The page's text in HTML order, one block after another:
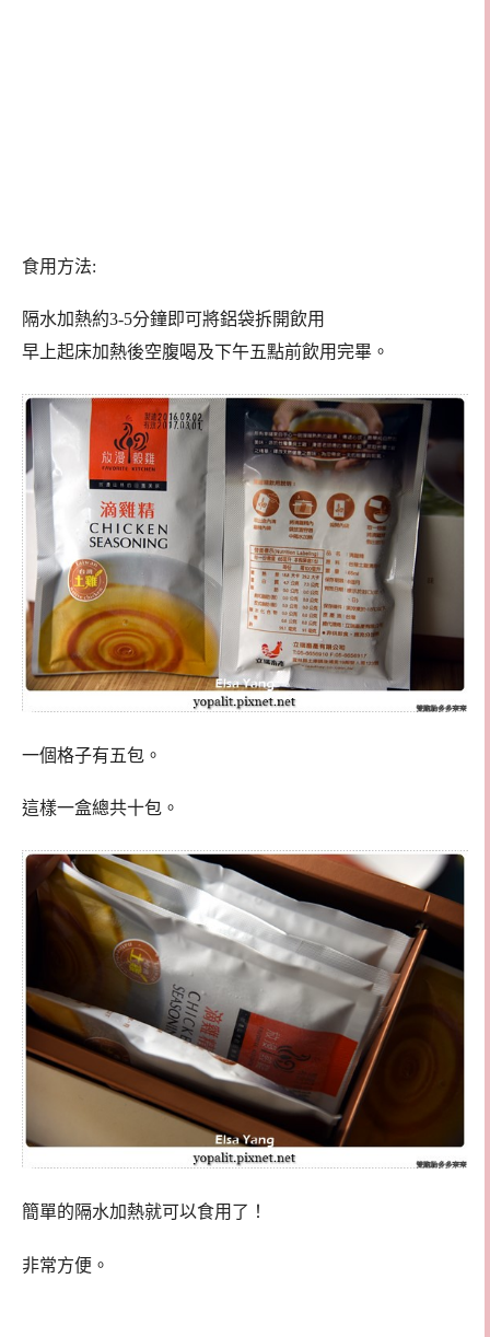
食用方法:
隔水加熱約3-5分鐘即可將鋁袋拆開飲用
早上起床加熱後空腹喝及下午五點前飲用完畢。
一個格子有五包。
這樣一盒總共十包。
簡單的隔水加熱就可以食用了！
非常方便。